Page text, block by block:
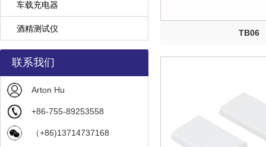
车载充电器
酒精测试仪
联系我们
Arton Hu
+86-755-89253558
（+86)13714737168
TB06